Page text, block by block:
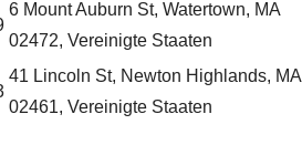
6 Mount Auburn St, Watertown, MA
02472, Vereinigte Staaten
41 Lincoln St, Newton Highlands, MA
02461, Vereinigte Staaten